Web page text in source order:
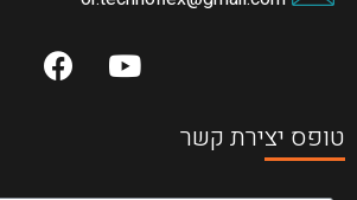
טופס יצירת קשר